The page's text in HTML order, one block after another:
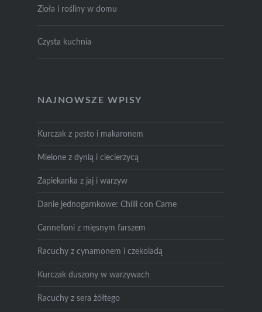
Zioła i rośliny w domu
Czysta kuchnia
NAJNOWSZE WPISY
Kurczak z pesto i makaronem
Mielone z dynią i ciecierzycą
Zapiekanka z jaj i warzyw
Danie jednogarnkowe: Chilli con Carne
Cannelloni z mięsnym farszem
Racuchy z cynamonem i czekoladą
Kurczak duszony w warzywach
Racuchy z sera żółtego